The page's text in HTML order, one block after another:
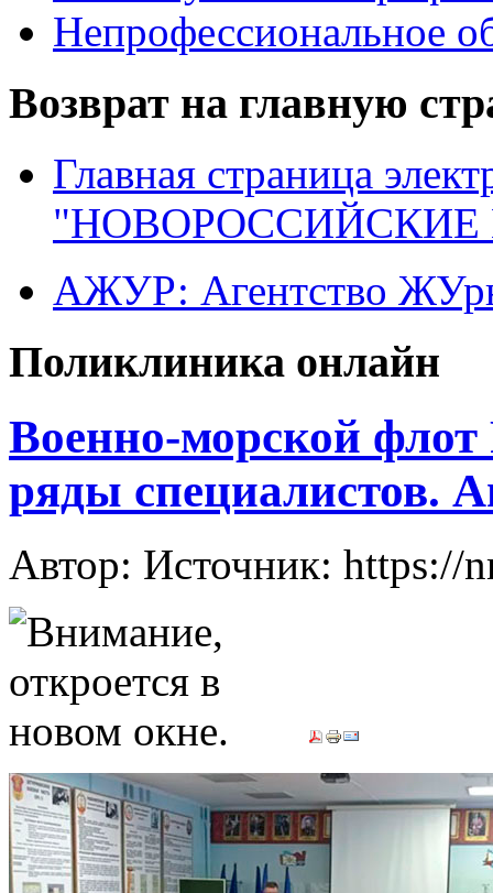
Непрофессиональное
Возврат на главную
Главная страница
"НОВОРОССИЙСКИЕ
АЖУР: Агентство
Поликлиника онлайн
Военно-морской
ряды специалистов.
Автор: Источник: https://